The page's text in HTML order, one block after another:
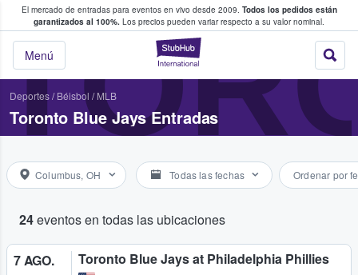
El mercado de entradas para eventos en vivo desde 2009. Todos los pedidos están
garantizados al 100%. Los precios pueden variar respecto a su valor nominal.
StubHub:
Menú
y venta de entradas entre fans
Deportes/ Béisbol / MLB
Toronto Blue Jays Entradas
Columbus, OH Todas las fechas Ordenar por
24eventos en todas las ubicaciones
7 AGO. Toronto Blue Jays at Philadelphia Phillies